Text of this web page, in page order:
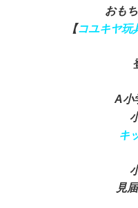
おも
【コユキヤ玩
A小
キ
見